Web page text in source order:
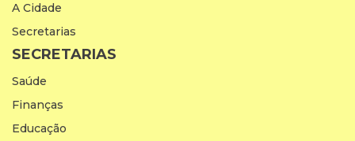
A Cidade
Secretarias
SECRETARIAS
Saúde
Finanças
Educação